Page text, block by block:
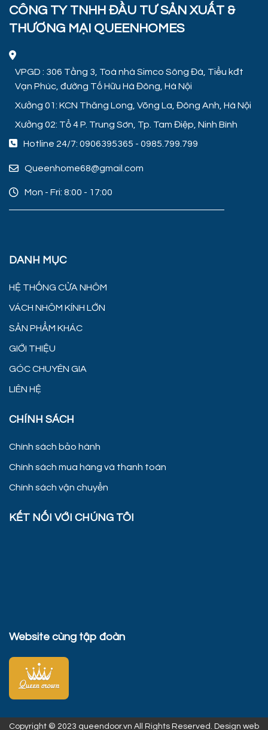
CÔNG TY TNHH ĐẦU TƯ SẢN XUẤT &
THƯƠNG MẠI QUEENHOMES
VPGD : 306 Tầng 3, Toà nhà Simco Sông Đà, Tiểu kđt
Vạn Phúc, đường Tố Hữu Hà Đông, Hà Nội
Xưởng 01: KCN Thăng Long, Võng La, Đông Anh, Hà Nội
Xưởng 02: Tổ 4 P. Trung Sơn, Tp. Tam Điệp, Ninh Bình
Hotline 24/7: 0906395365 - 0985.799.799
Queenhome68@gmail.com
Mon - Fri: 8:00 - 17:00
DANH MỤC
HỆ THỐNG CỬA NHÔM
VÁCH NHÔM KÍNH LỚN
SẢN PHẨM KHÁC
GIỚI THIỆU
GÓC CHUYÊN GIA
LIÊN HỆ
CHÍNH SÁCH
Chính sách bảo hành
Chính sách mua hàng và thanh toán
Chính sách vận chuyển
KẾT NỐI VỚI CHÚNG TÔI
Website cùng tập đoàn
Copyright © 2023 queendoor.vn All Rights Reserved. Design web